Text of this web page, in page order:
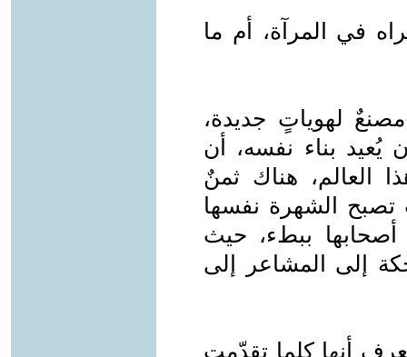
في المرآة، أم ما
لهوياتٍ جديدة،
بناء نفسه، أن
العالم، هناك ثمنٌ
تصبح الشهرة نفسها
أصحابها ببطء، حيث
إلى المشاعر إلى
أنها كلما تقدّمت